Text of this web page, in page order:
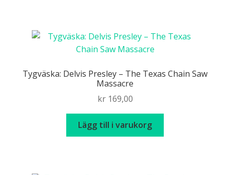
Tygväska: Delvis Presley – The Texas Chain Saw
Massacre
kr169,00
Lägg till i varukorg